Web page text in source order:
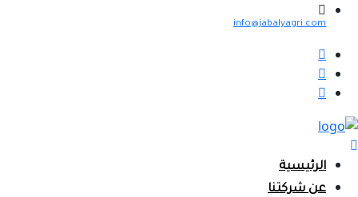
info@jabalyagri.com
الرئيسية
عن شركتنا